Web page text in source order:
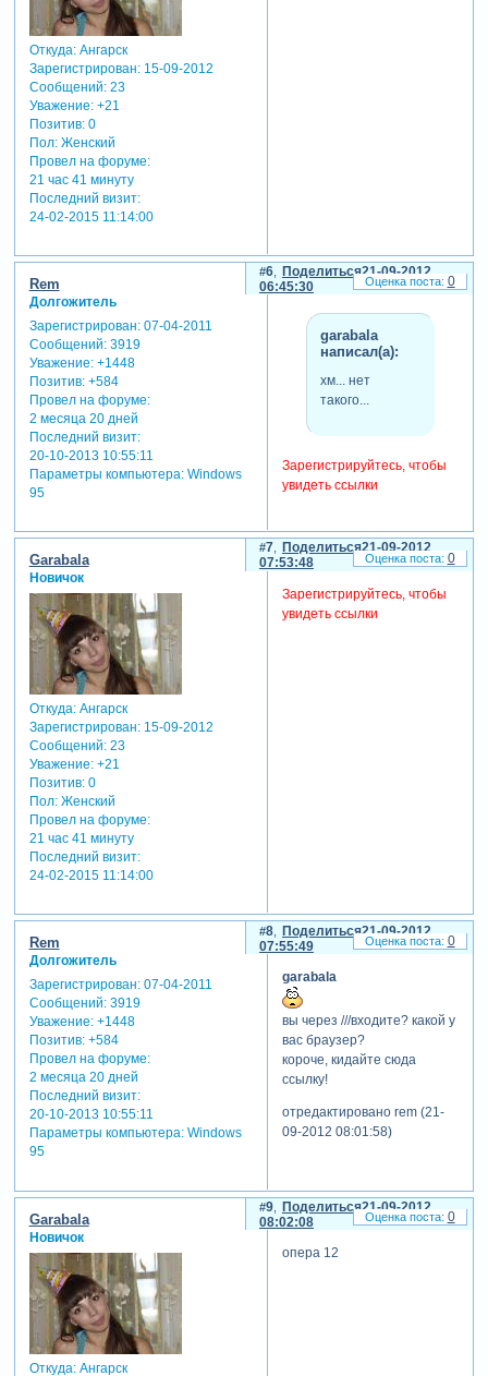
Откуда:Ангарск
Зарегистрирован: 15-09-2012
Сообщений:23
Уважение: +21
Позитив: 0
Пол:Женский
Провел на форуме:
21 час 41 минуту
Последний визит:
24-02-2015 11:14:00
Поделиться
6
21-09-2012
06:45:30
Rem
Долгожитель
Зарегистрирован: 07-04-2011
Сообщений:3919
Уважение: +1448
Позитив: +584
Провел на форуме:
2 месяца 20 дней
Последний визит:
20-10-2013 10:55:11
Параметры компьютера:Windows
95
garabala
написал(а):
хм... нет
такого...
Зарегистрируйтесь, чтобы
увидеть ссылки
0
Поделиться
7
21-09-2012
07:53:48
Garabala
Новичок
Откуда:Ангарск
Зарегистрирован: 15-09-2012
Сообщений:23
Уважение: +21
Позитив: 0
Пол:Женский
Провел на форуме:
21 час 41 минуту
Последний визит:
24-02-2015 11:14:00
Зарегистрируйтесь, чтобы
увидеть ссылки
0
Поделиться
8
21-09-2012
07:55:49
Rem
Долгожитель
Зарегистрирован: 07-04-2011
Сообщений:3919
Уважение: +1448
Позитив: +584
Провел на форуме:
2 месяца 20 дней
Последний визит:
20-10-2013 10:55:11
Параметры компьютера:Windows
95
garabala
вы через ///входите? какой у
вас браузер?
короче, кидайте сюда
ссылку!
отредактировано rem (21-
09-2012 08:01:58)
0
Поделиться
9
21-09-2012
08:02:08
Garabala
Новичок
Откуда:Ангарск
опера 12
0